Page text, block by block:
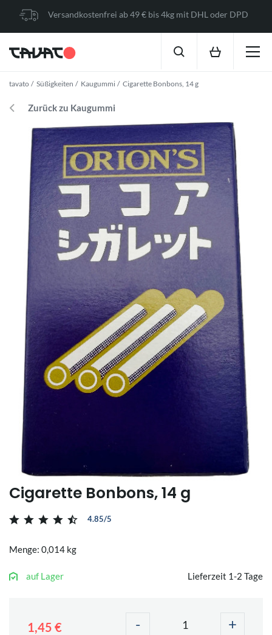
Versandkostenfrei ab 49 € bis 4kg mit DHL oder DPD
tavato Süßigkeiten Kaugummi Cigarette Bonbons, 14 g
Zurück zu Kaugummi
Cigarette Bonbons, 14 g
4.85/5
Menge: 0,014 kg
auf Lager Lieferzeit 1-2 Tage
1,45 € - +